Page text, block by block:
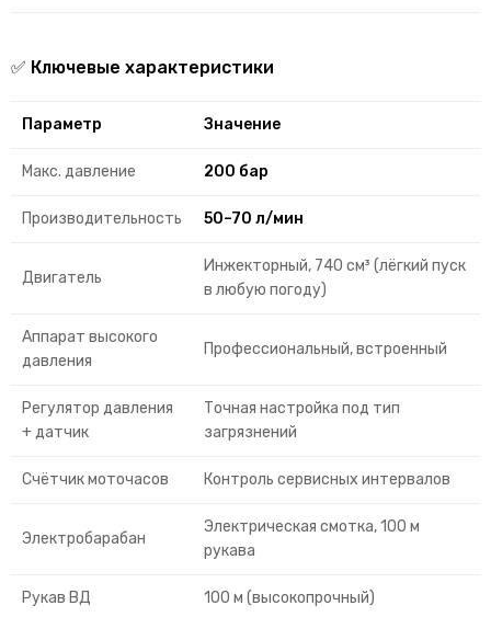
✅ Ключевые характеристики
Параметр Значение
Макс. давление 200 бар
Производительность 50–70 л/мин
Двигатель
Инжекторный, 740 см³ (лёгкий пуск
в любую погоду)
Аппарат высокого
давления
Профессиональный, встроенный
Регулятор давления
+ датчик
Точная настройка под тип
загрязнений
Счётчик моточасов Контроль сервисных интервалов
Электробарабан
Электрическая смотка, 100 м
рукава
Рукав ВД 100 м (высокопрочный)